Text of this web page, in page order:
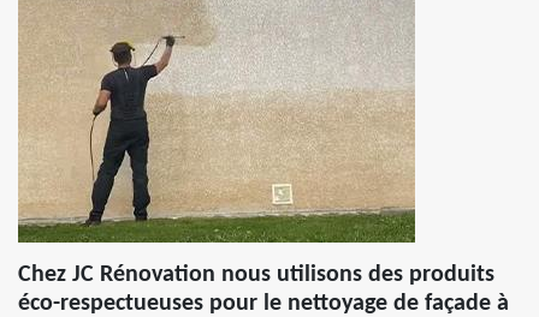
Chez JC Rénovation nous utilisons des produits
éco-respectueuses pour le nettoyage de façade à